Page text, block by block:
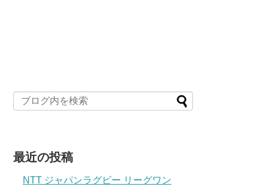
最近の投稿
NTT ジャパンラグビー リーグワン